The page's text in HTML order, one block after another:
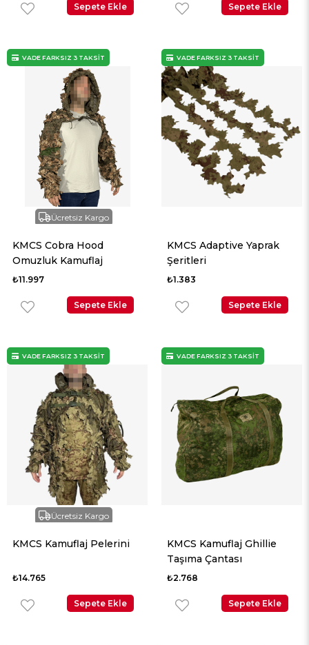
Sepete Ekle Sepete Ekle
Ücretsiz Kargo
KMCS Cobra Hood
Omuzluk Kamuflaj
₺11.997
Sepete Ekle
VADE FARKSIZ 3 TAKSİT
KMCS Adaptive Yaprak
Şeritleri
₺1.383
Sepete Ekle
VADE FARKSIZ 3 TAKSİT
Ücretsiz Kargo
KMCS Kamuflaj Pelerini
₺14.765
Sepete Ekle
VADE FARKSIZ 3 TAKSİT
KMCS Kamuflaj Ghillie
Taşıma Çantası
₺2.768
Sepete Ekle
VADE FARKSIZ 3 TAKSİT